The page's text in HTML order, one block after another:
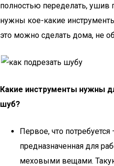
полностью переделать, ушив
нужны кое-какие
это можно сделать дома, не
Какие инструменты нужны
шуб?
Первое, что потребуется
предназначенная для
меховыми вещами.